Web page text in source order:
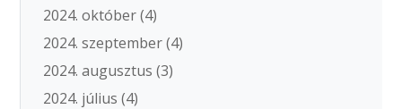
2024. október(4)
2024. szeptember(4)
2024. augusztus (3)
2024. július (4)